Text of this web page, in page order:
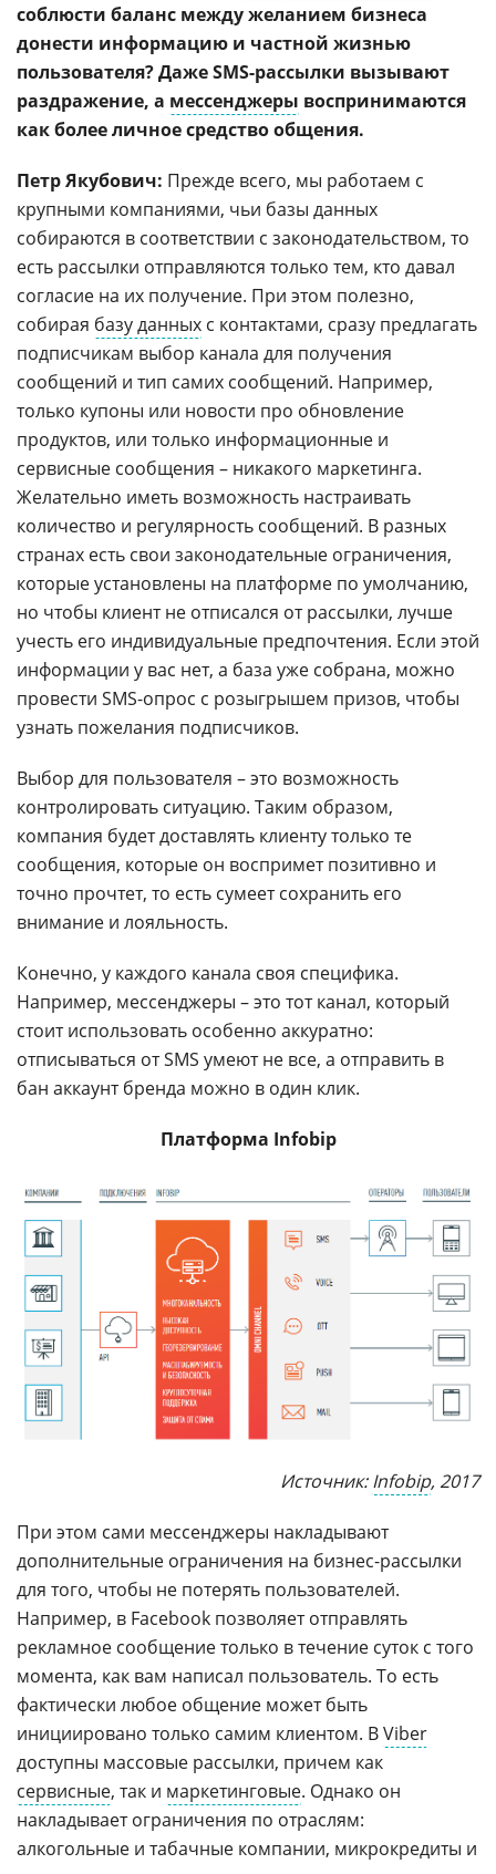
соблюсти баланс между желанием бизнеса
донести информацию и частной жизнью
пользователя? Даже SMS-рассылки вызывают
раздражение, а мессенджеры воспринимаются
как более личное средство общения.
Петр Якубович: Прежде всего, мы работаем с
крупными компаниями, чьи базы данных
собираются в соответствии с законодательством, то
есть рассылки отправляются только тем, кто давал
согласие на их получение. При этом полезно,
собирая базу данных с контактами, сразу предлагать
подписчикам выбор канала для получения
сообщений и тип самих сообщений. Например,
только купоны или новости про обновление
продуктов, или только информационные и
сервисные сообщения – никакого маркетинга.
Желательно иметь возможность настраивать
количество и регулярность сообщений. В разных
странах есть свои законодательные ограничения,
которые установлены на платформе по умолчанию,
но чтобы клиент не отписался от рассылки, лучше
учесть его индивидуальные предпочтения. Если этой
информации у вас нет, а база уже собрана, можно
провести SMS-опрос с розыгрышем призов, чтобы
узнать пожелания подписчиков.
Выбор для пользователя – это возможность
контролировать ситуацию. Таким образом,
компания будет доставлять клиенту только те
сообщения, которые он воспримет позитивно и
точно прочтет, то есть сумеет сохранить его
внимание и лояльность.
Конечно, у каждого канала своя специфика.
Например, мессенджеры – это тот канал, который
стоит использовать особенно аккуратно:
отписываться от SMS умеют не все, а отправить в
бан аккаунт бренда можно в один клик.
Платформа Infobip
Источник:Infobip, 2017
При этом сами мессенджеры накладывают
дополнительные ограничения на бизнес-рассылки
для того, чтобы не потерять пользователей.
Например, в Facebook позволяет отправлять
рекламное сообщение только в течение суток с того
момента, как вам написал пользователь. То есть
фактически любое общение может быть
инициировано только самим клиентом. ВViber
доступны массовые рассылки, причем как
сервисные, так и маркетинговые. Однако он
накладывает ограничения по отраслям:
алкогольные и табачные компании, микрокредиты и